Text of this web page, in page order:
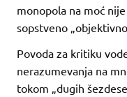
monopola na moć
sopstveno
Povoda za kritiku
nerazumevanja na
tokom „dugih